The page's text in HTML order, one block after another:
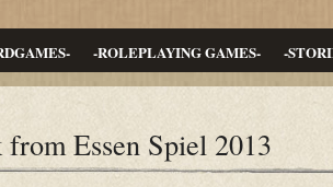
-ROLEPLAYING GAMES- -
from Essen Spiel 2013